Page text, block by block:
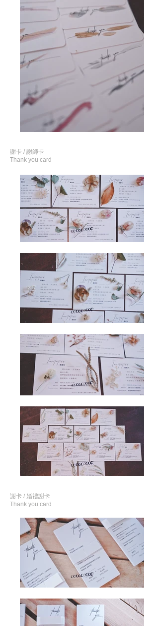
謝卡 / 謝師卡
Thank you card
謝卡 / 婚禮謝卡
Thank you card